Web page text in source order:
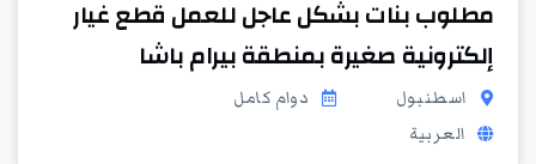
مطلوب بنات بشكل عاجل للعمل قطع غيار
إلكترونية صغيرة بمنطقة بيرام باشا
اسطنبول
دوام كامل
العربية